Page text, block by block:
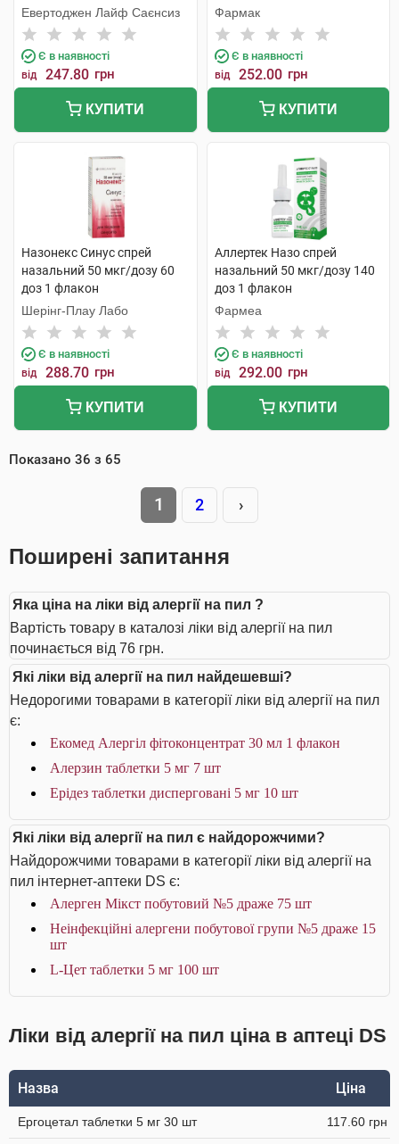
Евертоджен Лайф Саєнсиз
Є в наявності
від 247.80 грн
КУПИТИ
Фармак
Є в наявності
від 252.00 грн
КУПИТИ
Назонекс Синус спрей
назальний 50 мкг/дозу 60
доз 1 флакон
Шерінг-Плау Лабо
Є в наявності
від 288.70 грн
КУПИТИ
Аллертек Назо спрей
назальний 50 мкг/дозу 140
доз 1 флакон
Фармеа
Є в наявності
від 292.00 грн
КУПИТИ
Показано 36 з 65
1 2 ›
Поширені запитання
Яка ціна на ліки від алергії на пил ?
Вартість товару в каталозі ліки від алергії на пил
починається від 76 грн.
Які ліки від алергії на пил найдешевші?
Недорогими товарами в категорії ліки від алергії на пил
є:
Екомед Алергіл фітоконцентрат 30 мл 1 флакон
Алерзин таблетки 5 мг 7 шт
Ерідез таблетки дисперговані 5 мг 10 шт
Які ліки від алергії на пил є найдорожчими?
Найдорожчими товарами в категорії ліки від алергії на
пил інтернет-аптеки DS є:
Алерген Мікст побутовий №5 драже 75 шт
Неінфекційні алергени побутової групи №5 драже 15
шт
L-Цет таблетки 5 мг 100 шт
Ліки від алергії на пил ціна в аптеці DS
Назва Ціна
Ергоцетал таблетки 5 мг 30 шт 117.60 грн